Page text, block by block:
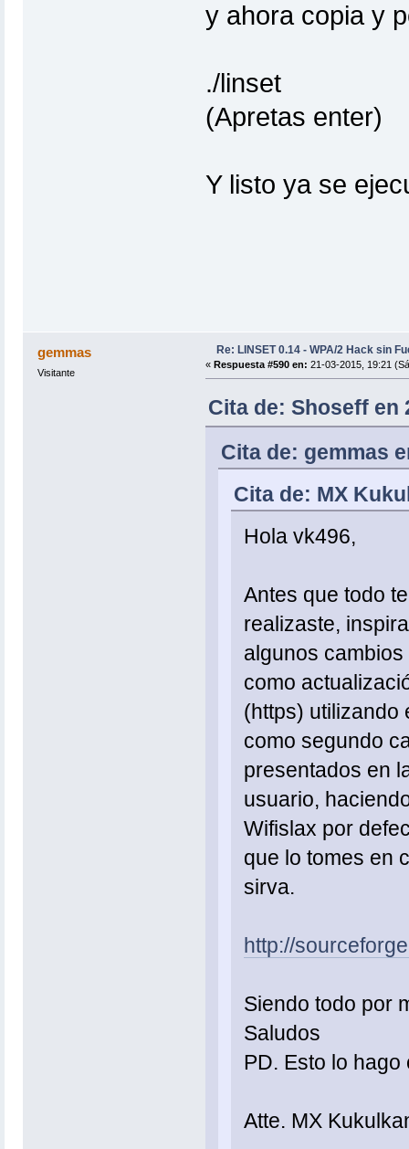
y ahora copia y
./linset
(Apretas enter)
Y listo ya se
gemmas
Visitante
Re: LINSET 0.14 - WPA/2 Hack sin
« Respuesta #590 en: 21-03-2015, 19:21
Cita de: Shoseff en
Cita de: gemmas
Cita de: MX
Hola vk496,
Antes que todo
realizaste,
algunos
como
(https) utilizando
como segundo
presentados en
usuario,
Wifislax por
que lo tomes en
sirva.
http://
Siendo todo por
Saludos
PD. Esto lo
Atte. MX